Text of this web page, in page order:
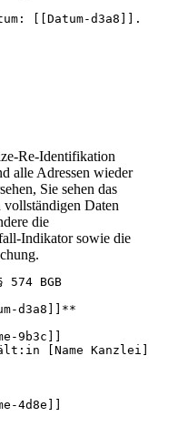
[[Datum-d3a8]].
Re-Identifikation
alle Adressen wieder
Sie sehen das
vollständigen Daten
die
Indikator sowie die
BGB
d3a8]]**
9b3c]]
[Name Kanzlei]
4d8e]]